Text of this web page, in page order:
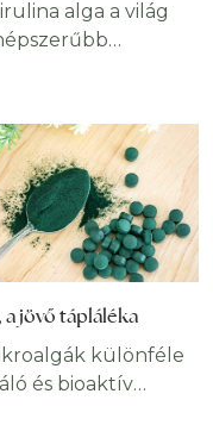
alga a világ
anyagok és
vitaminok
tárháza,
hasznosak
az emberi
és az agy
nélkülözhetetlen
míg
révén
a jövő tápláléka
különféle
és bioaktív